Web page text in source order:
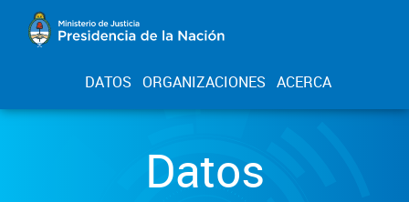
DATOS ORGANIZACIONES ACERCA
Datos